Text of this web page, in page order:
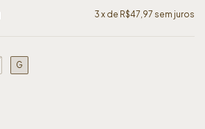
3 x de R$47,97 sem juros
G